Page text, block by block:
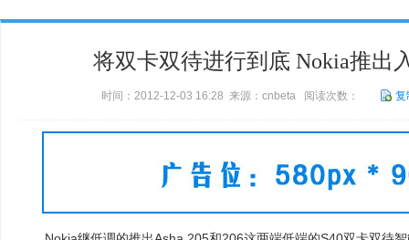
将双卡双待进行到底 Nokia推出
时间：2012-12-03 16:28 来源：cnbeta 阅读次数： 复